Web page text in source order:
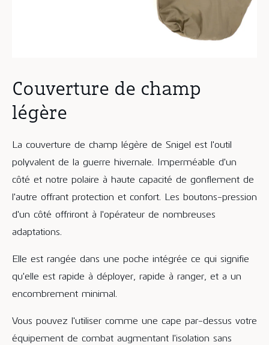
Couverture de champ
légère
La couverture de champ légère de Snigel est l'outil
polyvalent de la guerre hivernale. Imperméable d'un
côté et notre polaire à haute capacité de gonflement de
l'autre offrant protection et confort. Les boutons-pression
d'un côté offriront à l'opérateur de nombreuses
adaptations.
Elle est rangée dans une poche intégrée ce qui signifie
qu'elle est rapide à déployer, rapide à ranger, et a un
encombrement minimal.
Vous pouvez l'utiliser comme une cape par-dessus votre
équipement de combat augmentant l'isolation sans